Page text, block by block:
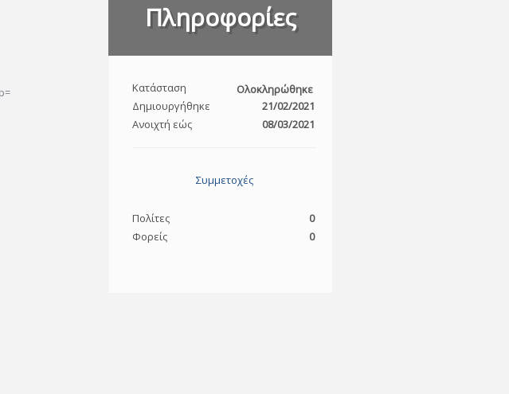
Πληροφορίες
Κατάσταση
Ολοκληρώθηκε
Δημιουργήθηκε
21/02/2021
Ανοιχτή εώς
08/03/2021
Συμμετοχές
Πολίτες
0
Φορείς
0